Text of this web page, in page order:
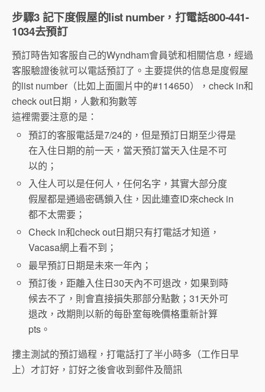
步驟3 記下度假屋的list number，打電話800-441-
1034去預訂
預訂時告知客服自己的Wyndham會員號和相關信息，經過
客服驗證後就可以電話預訂了。主要提供的信息是度假屋
的list number（比如上面圖片中的#114650），check in和
check out日期，人數和狗數等
這裡需要注意的是：
預訂的客服電話是7/24的，但是預訂日期至少得是
在入住日期的前一天，當天預訂當天入住是不可
以的；
入住人可以是任何人，任何名字，其實大部分度
假屋都是通過密碼鎖入住，因此連查ID來check in
都不太需要；
Check in和check out日期只有打電話才知道，
Vacasa網上看不到；
最早預訂日期是未來一年內；
預訂後，距離入住日30天內不可退改，如果到時
候去不了，則會直接損失那部分點數；31天外可
退改，改期則以新的每卧室每晚價格重新計算
pts。
摟主測試的預訂過程，打電話打了半小時多（工作日早
上）才訂好，訂好之後會收到郵件及簡訊